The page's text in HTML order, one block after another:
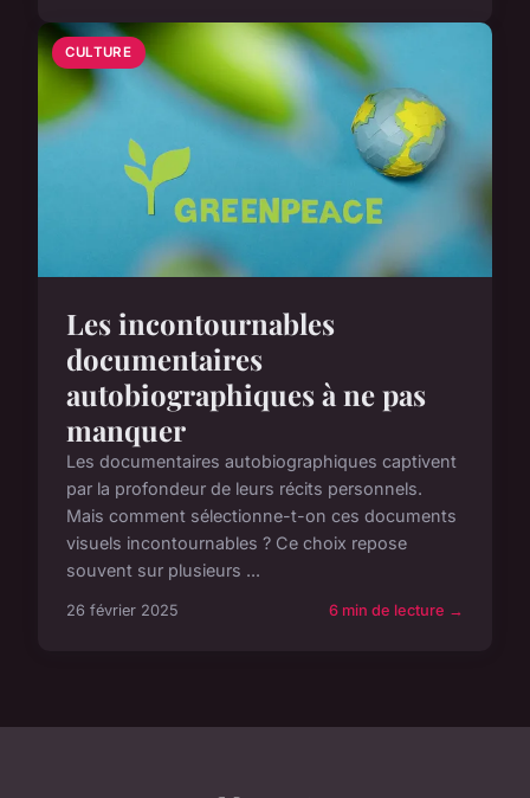
CULTURE
Les incontournables
documentaires
autobiographiques à ne pas
manquer
Les documentaires autobiographiques captivent
par la profondeur de leurs récits personnels.
Mais comment sélectionne-t-on ces documents
visuels incontournables ? Ce choix repose
souvent sur plusieurs ...
26 février 2025 6 min de lecture →